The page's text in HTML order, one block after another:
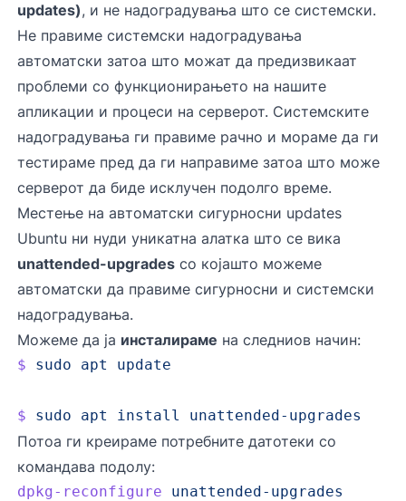
updates), и не надоградувања што се системски.
Не правиме системски надоградувања
автоматски затоа што можат да предизвикаат
проблеми со функционирањето на нашите
апликации и процеси на серверот. Системските
надоградувања ги правиме рачно и мораме да ги
тестираме пред да ги направиме затоа што може
серверот да биде исклучен подолго време.
Местење на автоматски сигурносни updates
Ubuntu ни нуди уникатна алатка што се вика
unattended-upgradesсо којашто можеме
автоматски да правиме сигурносни и системски
надоградувања.
Можеме да ја инсталираме на следниов начин:
$ sudo apt update
$ sudo apt install unattended-upgrades
Потоа ги креираме потребните датотеки со
командава подолу:
dpkg-reconfigure unattended-upgrades